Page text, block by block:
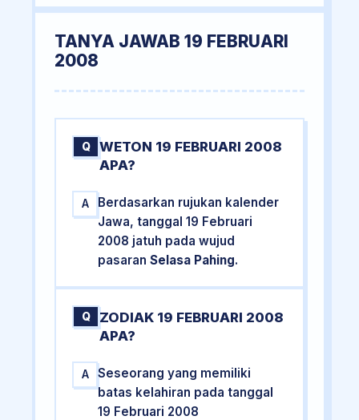
TANYA JAWAB 19 FEBRUARI
2008
Q
WETON 19 FEBRUARI 2008
APA?
A
Berdasarkan rujukan kalender
Jawa, tanggal 19 Februari
2008 jatuh pada wujud
pasaranSelasa Pahing.
Q
ZODIAK 19 FEBRUARI 2008
APA?
A
Seseorang yang memiliki
batas kelahiran pada tanggal
19 Februari 2008